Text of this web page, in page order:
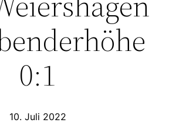
0:1
10. Juli 2022